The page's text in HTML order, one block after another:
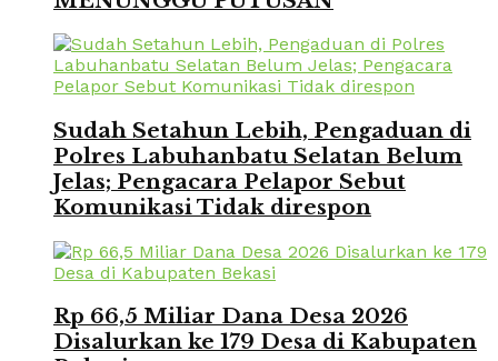
Sudah Setahun Lebih, Pengaduan di
Polres Labuhanbatu Selatan Belum
Jelas; Pengacara Pelapor Sebut
Komunikasi Tidak direspon
Rp 66,5 Miliar Dana Desa 2026
Disalurkan ke 179 Desa di Kabupaten